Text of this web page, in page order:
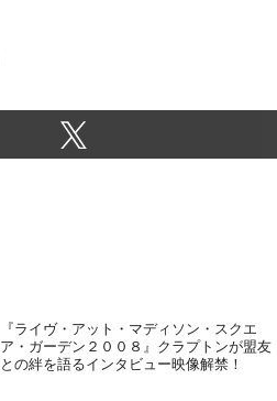
『ライヴ・アット・マディソン・スクエ
ア・ガーデン２００８』クラプトンが盟友
との絆を語るインタビュー映像解禁！